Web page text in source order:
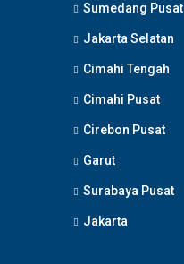
Sumedang Pusat
Jakarta Selatan
Cimahi Tengah
Cimahi Pusat
Cirebon Pusat
Garut
Surabaya Pusat
Jakarta